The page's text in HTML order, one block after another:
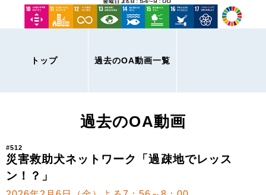
トップ 過去のOA動画一覧
過去のOA動画
#512
災害救助犬ネットワーク「過疎地でレッス
ン！？」